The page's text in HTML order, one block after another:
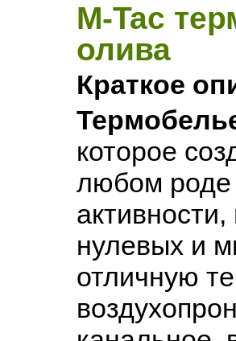
M-Tac
олива
Краткое
которое
любом роде
нулевых и
отличную